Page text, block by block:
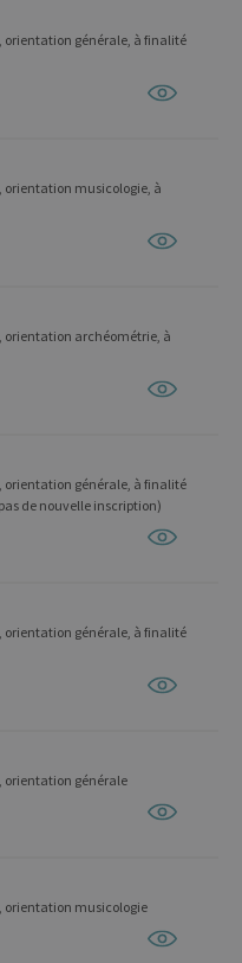
orientation générale, à finalité
orientation musicologie, à
orientation archéométrie, à
orientation générale, à finalité
de nouvelle inscription)
orientation générale, à finalité
orientation générale
orientation musicologie